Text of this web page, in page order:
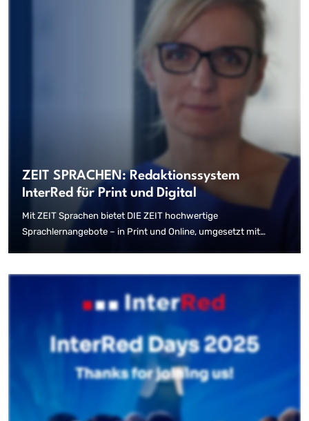
Erstellung von Printausgaben direkt aus redaktionellen
ZEIT SPRACHEN: Redaktionssystem
InterRed für Print und Digital
Mit ZEIT Sprachen bietet DIE ZEIT hochwertige
Sprachlernangebote – in Print und Online, umgesetzt mit